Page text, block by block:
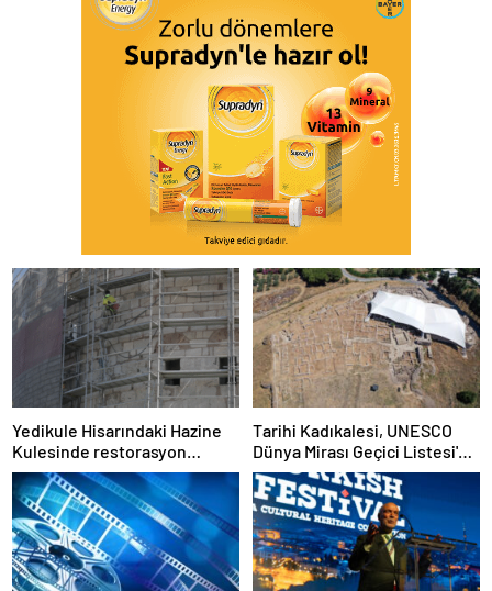
Yedikule Hisarındaki Hazine
Kulesinde restorasyon
sürüyor
Tarihi Kadıkalesi, UNESCO
Dünya Mirası Geçici Listesi'ne
dahil edildi